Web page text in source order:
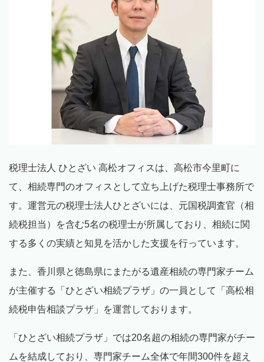
税理士法人 ひとざい 高松オフィスは、高松市今里町に
て、相続専門のオフィスとして立ち上げた税理士事務所で
す。運営元の税理士法人ひとざいには、元国税調査官（相
続税担当）を含む5名の税理士が所属しており、相続に関
する多くの実績と知見を活かした支援を行っています。
また、香川県と徳島県にまたがる遺産相続の専門家チーム
が主催する「ひとざい相続プラザ」の一員として「高松相
続税申告相談プラザ」を運営しております。
「ひとざい相続プラザ」では20名超の相続の専門家がチー
ムを結成しており、専門家チーム全体で年間300件を超え